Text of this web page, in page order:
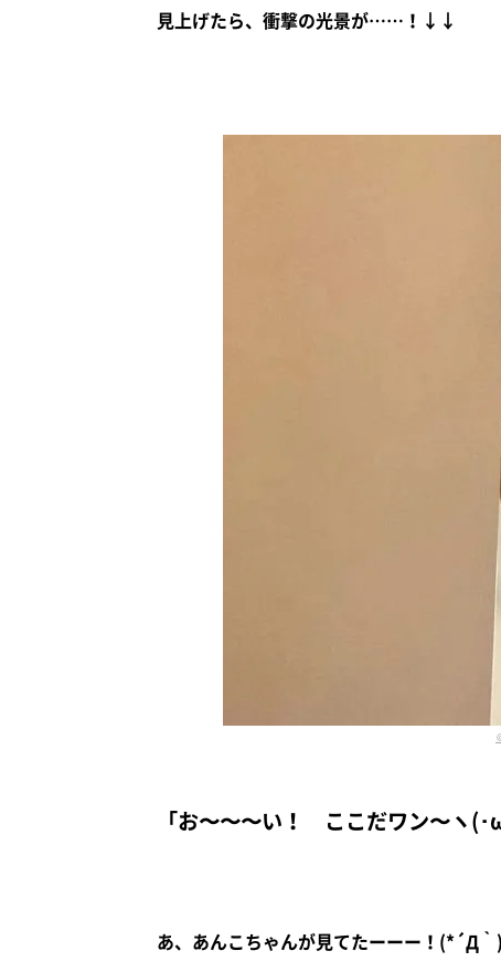
見上げたら、衝撃の光景が……！↓↓
「お〜〜〜い！ ここだワン〜ヽ(･
あ、あんこちゃんが見てたーーー！(*´Д｀)